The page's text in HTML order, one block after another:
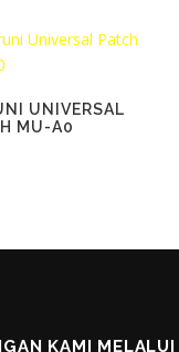
UNIVERSAL
MU-A0
KAMI MELALUI